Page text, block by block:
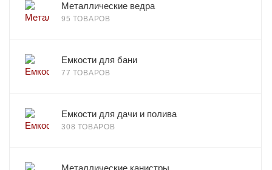
Металлические ведра
95 ТОВАРОВ
Емкости для бани
77 ТОВАРОВ
Емкости для дачи и полива
308 ТОВАРОВ
Металлические канистры